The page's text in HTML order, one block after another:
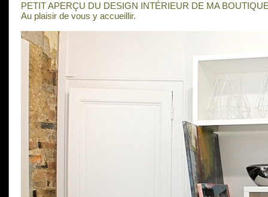
PETIT APERÇU DU DESIGN INTÉRIEUR DE MA
Au plaisir de vous y accueillir.